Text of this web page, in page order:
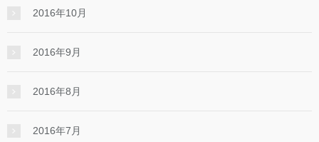
2016年10月
2016年9月
2016年8月
2016年7月